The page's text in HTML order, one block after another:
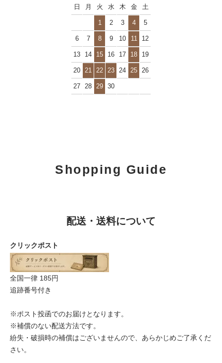
日 月 火 水 木 金 土
1 2 3 4 5
6 7 8 9 10 11 12
13 14 15 16 17 18 19
20 21 22 23 24 25 26
27 28 29 30
Shopping Guide
配送・送料について
クリックポスト
全国一律 185円
追跡番号付き
※ポスト投函でのお届けとなります。
※補償のない配送方法です。
紛失・破損時の補償はございませんので、あらかじめご了承くだ
さい。